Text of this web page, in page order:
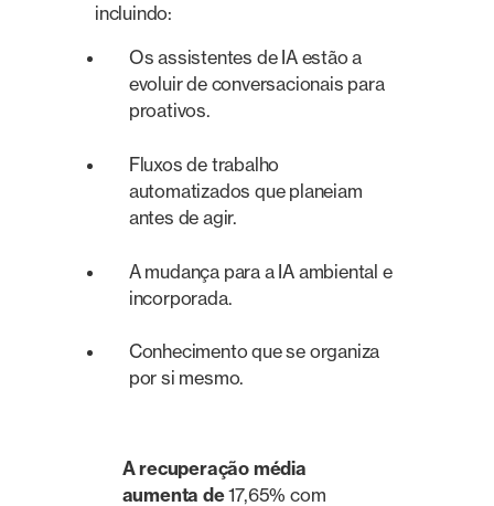
incluindo:
Os assistentes de IA estão a
evoluir de conversacionais para
proativos.
Fluxos de trabalho
automatizados que planeiam
antes de agir.
A mudança para a IA ambiental e
incorporada.
Conhecimento que se organiza
por si mesmo.
A recuperação média
aumenta de17,65% com